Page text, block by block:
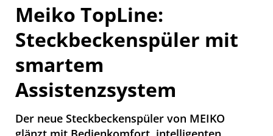
Meiko TopLine:
Steckbeckenspüler mit
smartem
Assistenzsystem
Der neue Steckbeckenspüler von MEIKO